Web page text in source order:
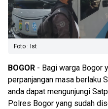
Foto : Ist
BOGOR - Bagi warga Bogor
perpanjangan masa berlaku
anda dapat mengunjungi
Polres Bogor yang sudah